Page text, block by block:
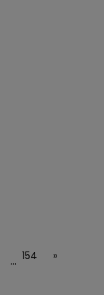
... 154 »